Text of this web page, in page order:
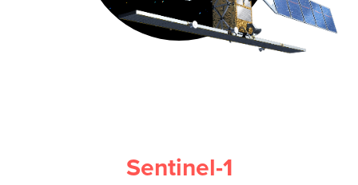
Sentinel-1